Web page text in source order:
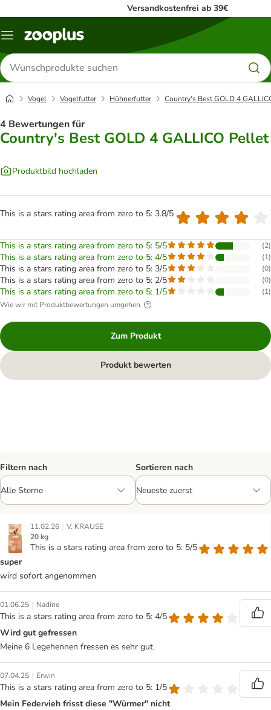
Versandkostenfrei ab 39€
Menü
Produkte
suchen
Vogel Vogelfutter Hühnerfutter Country's Best GOLD 4
4 Bewertungen für
Country's Best GOLD 4 GALLICO Pellet
Produktbild hochladen
This is a stars rating area from zero to 5: 3.8/5
This is a stars rating area from zero to 5: 5/5 (2)
This is a stars rating area from zero to 5: 4/5 (1)
This is a stars rating area from zero to 5: 3/5 (0)
This is a stars rating area from zero to 5: 2/5 (0)
This is a stars rating area from zero to 5: 1/5 (1)
Wie wir mit Produktbewertungen umgehen
Zum Produkt
Produkt bewerten
Filtern nach Sortieren nach
11.02.26 | V. KRAUSE
20 kg
This is a stars rating area from zero to 5: 5/5
super
wird sofort angenommen
01.06.25 | Nadine
This is a stars rating area from zero to 5: 4/5
Wird gut gefressen
Meine 6 Legehennen fressen es sehr gut.
07.04.25 | Erwin
This is a stars rating area from zero to 5: 1/5
Mein Federvieh frisst diese "Würmer" nicht